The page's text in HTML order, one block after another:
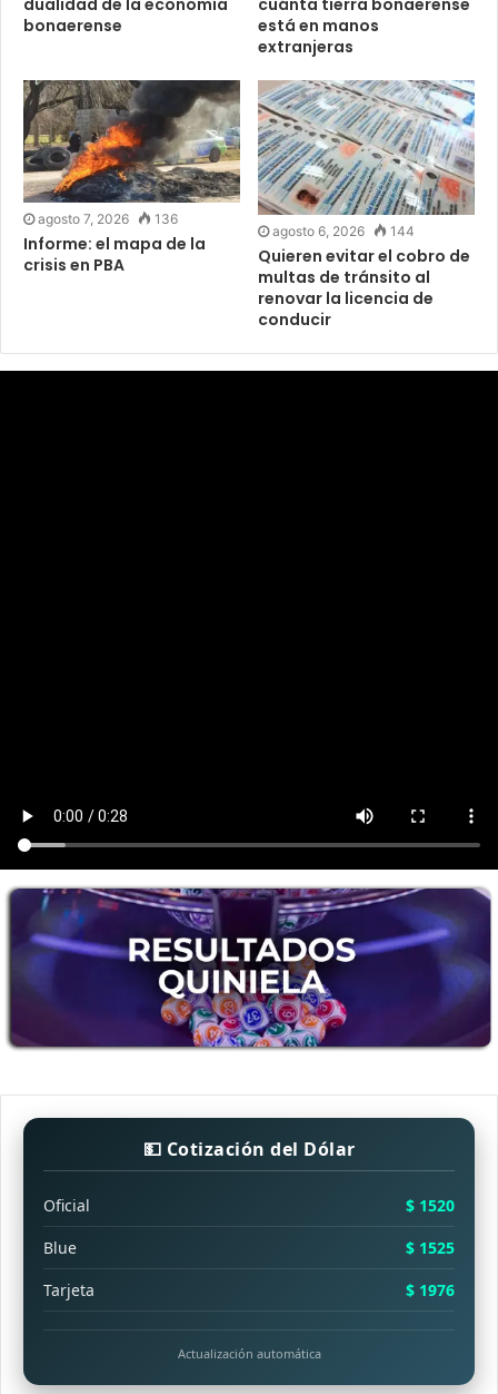
bonaerense
está en manos
extranjeras
agosto 7, 2026 136
Informe: el mapa de la
crisis en PBA
agosto 6, 2026 144
Quieren evitar el cobro de
multas de tránsito al
renovar la licencia de
conducir
💵 Cotización del Dólar
Oficial
$ 1520
Blue
$ 1525
Tarjeta
$ 1976
Actualización automática